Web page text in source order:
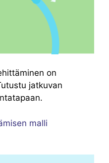
on
jatkuvan
malli